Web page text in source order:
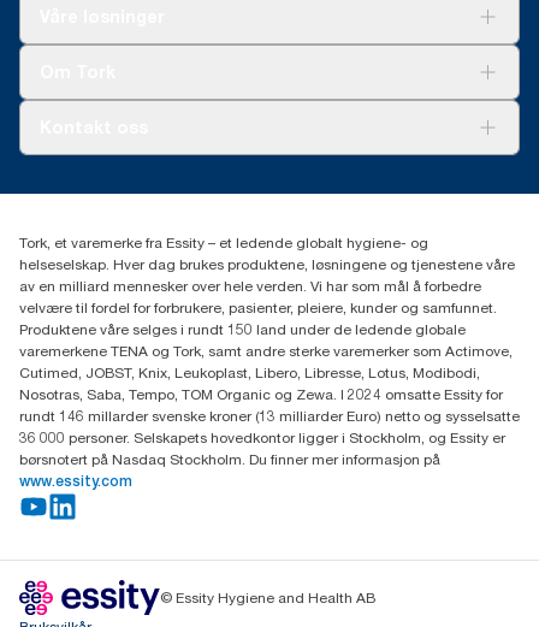
(+47) 22 70 62 00
Fredrik Selmers vei 6
0603 OSLO
Tork, et varemerke fra Essity – et ledende globalt hygiene- og
helseselskap. Hver dag brukes produktene, løsningene og tjenestene våre
av en milliard mennesker over hele verden. Vi har som mål å forbedre
velvære til fordel for forbrukere, pasienter, pleiere, kunder og samfunnet.
Produktene våre selges i rundt 150 land under de ledende globale
varemerkene TENA og Tork, samt andre sterke varemerker som Actimove,
Cutimed, JOBST, Knix, Leukoplast, Libero, Libresse, Lotus, Modibodi,
Nosotras, Saba, Tempo, TOM Organic og Zewa. I 2024 omsatte Essity for
rundt 146 millarder svenske kroner (13 milliarder Euro) netto og sysselsatte
36 000 personer. Selskapets hovedkontor ligger i Stockholm, og Essity er
børsnotert på Nasdaq Stockholm. Du finner mer informasjon på
www.essity.com
© Essity Hygiene and Health AB